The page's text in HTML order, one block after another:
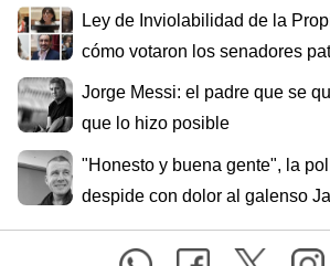
Ley de Inviolabilidad de la
cómo votaron los senadores
Jorge Messi: el padre que se
que lo hizo posible
"Honesto y buena gente", la
despide con dolor al galenso